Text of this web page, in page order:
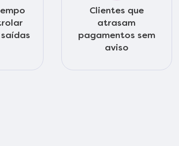
Clientes que
atrasam
pagamentos sem
aviso